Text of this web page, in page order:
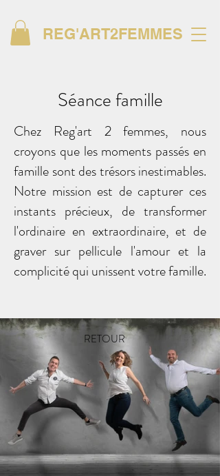
REG'ART2FEMMES
Séance famille
Chez Reg'art 2 femmes, nous
croyons que les moments passés en
famille sont des trésors inestimables.
Notre mission est de capturer ces
instants précieux, de transformer
l'ordinaire en extraordinaire, et de
graver sur pellicule l'amour et la
complicité qui unissent votre famille.
RETOUR